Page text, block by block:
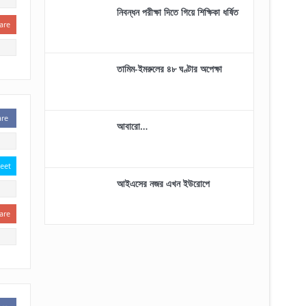
নিবন্ধন পরীক্ষা দিতে গিয়ে শিক্ষিকা ধর্ষিত
তামিম-ইমরুলের ৪৮ ঘণ্টার অপেক্ষা
আবারো…
আইএসের নজর এখন ইউরোপে